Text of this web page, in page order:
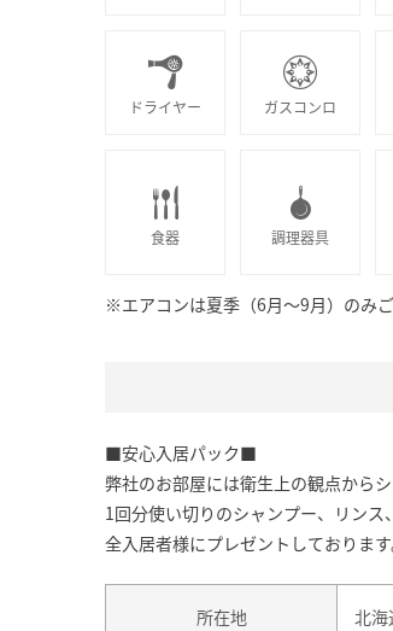
ドライヤー ガスコンロ
食器 調理器具
※エアコンは夏季（6月～9月）のみ
■安心入居パック■
弊社のお部屋には衛生上の観点から
1回分使い切りのシャンプー、リン
全入居者様にプレゼントしておりま
所在地 北海